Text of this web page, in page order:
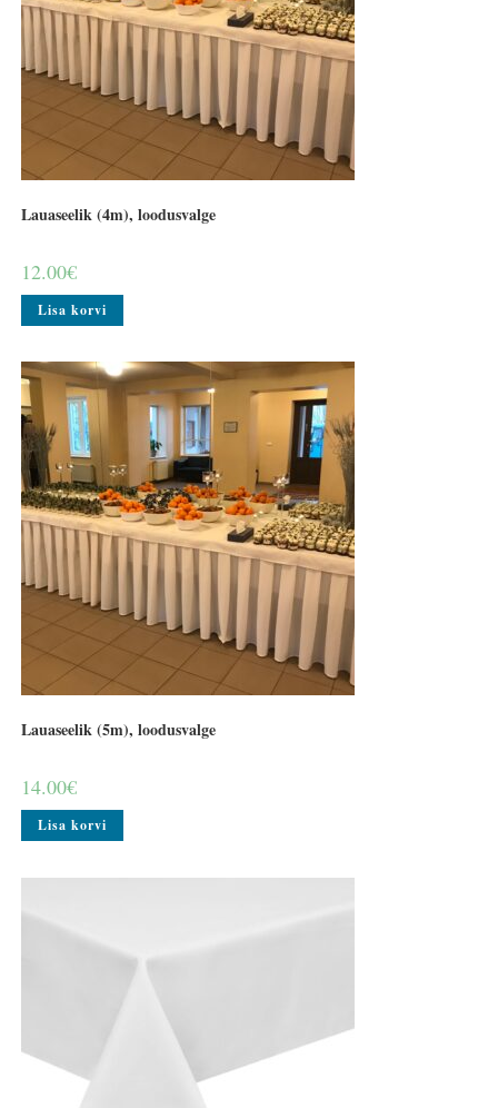
Lauaseelik (4m), loodusvalge
12.00€
Lisa korvi
Lauaseelik (5m), loodusvalge
14.00€
Lisa korvi